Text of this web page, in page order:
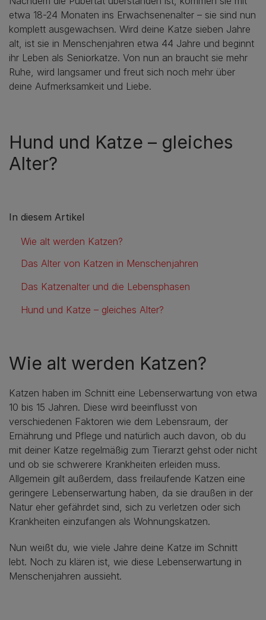
etwa 18-24 Monaten ins Erwachsenenalter – sie sind nun
komplett ausgewachsen. Wird deine Katze sieben Jahre
alt, ist sie in Menschenjahren etwa 44 Jahre und beginnt
ihr Leben als Seniorkatze. Von nun an braucht sie mehr
Ruhe, wird langsamer und freut sich noch mehr über
deine Aufmerksamkeit und Liebe.
Hund und Katze – gleiches
Alter?
In diesem Artikel
Wie alt werden Katzen?
Das Alter von Katzen in Menschenjahren
Das Katzenalter und die Lebensphasen
Hund und Katze – gleiches Alter?
Wie alt werden Katzen?
Katzen haben im Schnitt eine Lebenserwartung von etwa
10 bis 15 Jahren. Diese wird beeinflusst von
verschiedenen Faktoren wie dem Lebensraum, der
Ernährung und Pflege und natürlich auch davon, ob du
mit deiner Katze regelmäßig zum Tierarzt gehst oder nicht
und ob sie schwerere Krankheiten erleiden muss.
Allgemein gilt außerdem, dass freilaufende Katzen eine
geringere Lebenserwartung haben, da sie draußen in der
Natur eher gefährdet sind, sich zu verletzen oder sich
Krankheiten einzufangen als Wohnungskatzen.
Nun weißt du, wie viele Jahre deine Katze im Schnitt
lebt. Noch zu klären ist, wie diese Lebenserwartung in
Menschenjahren aussieht.